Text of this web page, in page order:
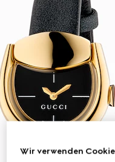
Wir verwenden